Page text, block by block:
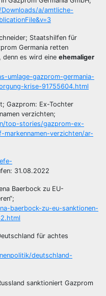
a/amtliche-
Staatshilfen für
Germania retten
denn es wird eine ehemaliger
umlage-gazprom-germania-
krise-91755604.html
Gazprom: Ex-Tochter
verzichten;
top-stories/gazprom-ex-
verzichten/ar-
31.08.2022
Baerbock zu EU-
baerbock-zu-eu-sanktionen-
für achtes
deutschland-
sanktioniert Gazprom